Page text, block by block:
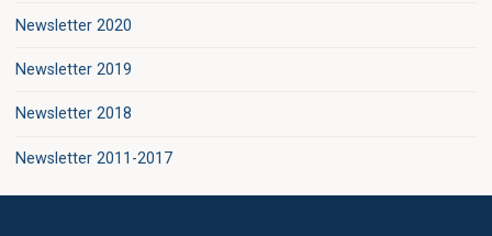
Newsletter 2020
Newsletter 2019
Newsletter 2018
Newsletter 2011-2017